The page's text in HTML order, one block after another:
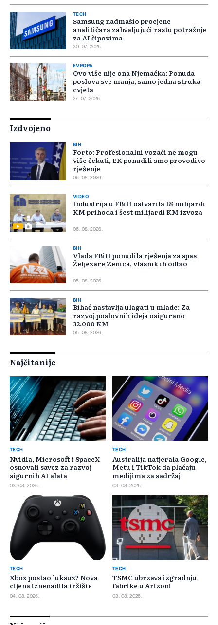
TECH
Samsung nadmašio procjene
analitičara zahvaljujući rastu potražnje
za AI čipovima
30. 07. 2026.
EVROPA
Ovo više nije ona Njemačka: Ponuda
poslova sve manja, samo jedna struka
cvjeta
27. 07. 2026.
Izdvojeno
BIH
Forto: Profesionalni vozači ne mogu
više čekati, EK ponudili smo provodivo
rješenje
06. 08. 2026.
VIDEO
Industrija u FBiH ostvarila 18 milijardi
KM prihoda i šest milijardi KM izvoza
06. 08. 2026.
BIH
Vlada FBiH ponudila rješenja za spas
Željezare Zenica, vlasnik ih odbio
05. 08. 2026.
BIH
Bihać nastavlja ulagati u mlade: Za
razvoj poslovnih ideja osigurano
32.000 KM
05. 08. 2026.
Najčitanije
TECH
Nvidia, Microsoft i SpaceX
osnovali savez za razvoj
sigurnih AI alata
03. 08. 2026.
TECH
Australija natjerala Google,
Metu i TikTok da plaćaju
medijima za sadržaj
03. 08. 2026.
TECH
Xbox postao luksuz? Nova
cijena iznenadila tržište
04. 08. 2026.
TECH
TSMC ubrzava izgradnju
fabrike u Arizoni
03. 08. 2026.